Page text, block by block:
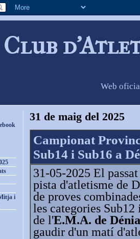
Club
Web
31 de maig del 2025
Campionat
Sub14 i Sub16 a
31-05-2025 El
pista d'atletisme de
de proves
les categories
de l'E.M.A. de
gaudir d'un matí
i